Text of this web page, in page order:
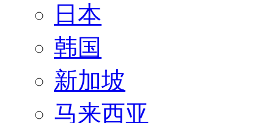
日本
韩国
新加坡
马来西亚